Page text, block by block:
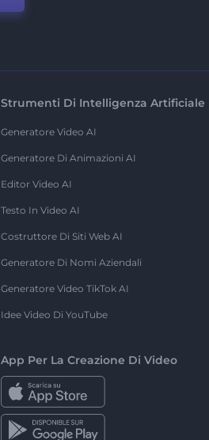
Strumenti Di Intelligenza Artificiale
Generatore Video AI
Generatore Di Animazioni AI
Editor Video AI
Testo In Video AI
Costruttore Di Siti Web AI
Generatore Di Nomi Aziendali
Generatore Video TikTok AI
Idee Video Di YouTube
App Per La Creazione Di Video